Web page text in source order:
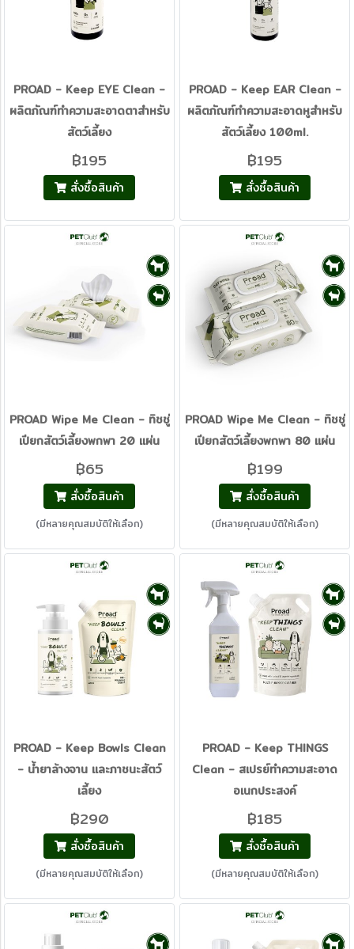
PROAD - Keep EYE Clean -
ผลิตภัณฑ์ทำความสะอาดตาสำหรับ
สัตว์เลี้ยง
฿195
สั่งซื้อสินค้า
PROAD - Keep EAR Clean -
ผลิตภัณฑ์ทำความสะอาดหูสำหรับ
สัตว์เลี้ยง 100ml.
฿195
สั่งซื้อสินค้า
PROAD Wipe Me Clean - ทิชชู่
เปียกสัตว์เลี้ยงพกพา 20 แผ่น
฿65
สั่งซื้อสินค้า
(มีหลายคุณสมบัติให้เลือก)
PROAD Wipe Me Clean - ทิชชู่
เปียกสัตว์เลี้ยงพกพา 80 แผ่น
฿199
สั่งซื้อสินค้า
(มีหลายคุณสมบัติให้เลือก)
PROAD - Keep Bowls Clean
- น้ำยาล้างจาน และภาชนะสัตว์
เลี้ยง
฿290
สั่งซื้อสินค้า
(มีหลายคุณสมบัติให้เลือก)
PROAD - Keep THINGS
Clean - สเปรย์ทำความสะอาด
อเนกประสงค์
฿185
สั่งซื้อสินค้า
(มีหลายคุณสมบัติให้เลือก)